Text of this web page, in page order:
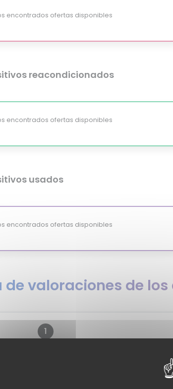
encontrados ofertas disponibles
reacondicionados
encontrados ofertas disponibles
usados
encontrados ofertas disponibles
valoraciones de
1